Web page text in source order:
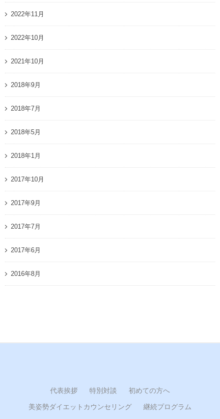
2022年11月
2022年10月
2021年10月
2018年9月
2018年7月
2018年5月
2018年1月
2017年10月
2017年9月
2017年7月
2017年6月
2016年8月
代表挨拶 特別対談 初めての方へ
美姿勢ダイエットカウンセリング 継続プログラム